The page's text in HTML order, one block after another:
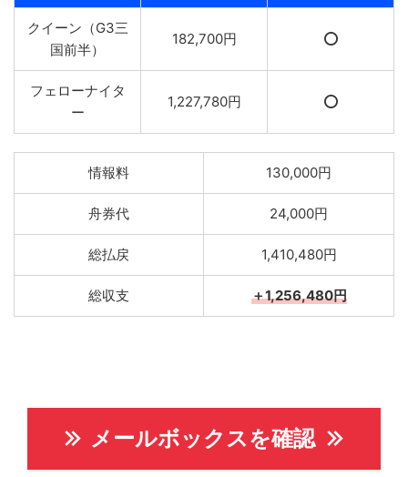
クイーン（G3三
国前半）
182,700円 ⭕️
フェローナイタ
ー
1,227,780円 ⭕️
情報料 130,000円
舟券代 24,000円
総払戻 1,410,480円
総収支 ＋1,256,480円
メールボックスを確認